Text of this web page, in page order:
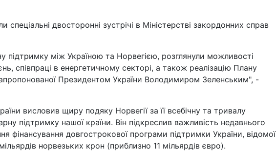
спеціальні двосторонні зустрічі в Міністерстві закордонних справ
підтримку між Україною та Норвегією, розглянули можливості
співпраці в енергетичному секторі, а також реалізацію Плану
Президентом України Володимиром Зеленським", -
висловив щиру подяку Норвегії за її всебічну та тривалу
підтримку нашої країни. Він підкреслив важливість недавнього
фінансування довгострокової програми підтримки України, відомої
норвезьких крон (приблизно 11 мільярдів євро).